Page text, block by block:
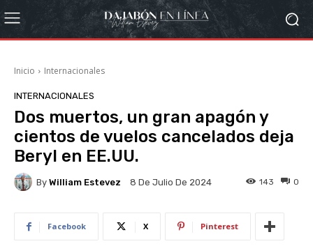
Inicio Internacionales
INTERNACIONALES
Dos muertos, un gran apagón y
cientos de vuelos cancelados deja
Beryl en EE.UU.
By William Estevez 8 De Julio De 2024 0
143
Facebook X Pinterest